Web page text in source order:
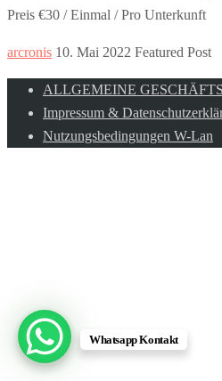
Preis €30 / Einmal / Pro Unterkunft
arcronis 10. Mai 2022 Featured Post
ALLGEMEINE
Impressum &
Nutzungsbedingungen W-Lan
Whatsapp Kontakt